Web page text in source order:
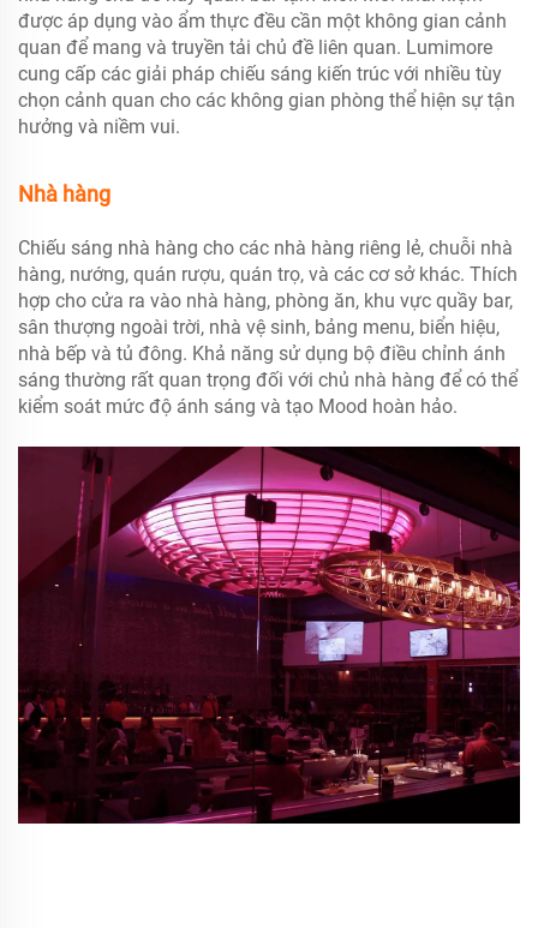
được áp dụng vào ẩm thực đều cần một không gian cảnh
quan để mang và truyền tải chủ đề liên quan. Lumimore
cung cấp các giải pháp chiếu sáng kiến trúc với nhiều tùy
chọn cảnh quan cho các không gian phòng thể hiện sự tận
hưởng và niềm vui.
Nhà hàng
Chiếu sáng nhà hàng cho các nhà hàng riêng lẻ, chuỗi nhà
hàng, nướng, quán rượu, quán trọ, và các cơ sở khác. Thích
hợp cho cửa ra vào nhà hàng, phòng ăn, khu vực quầy bar,
sân thượng ngoài trời, nhà vệ sinh, bảng menu, biển hiệu,
nhà bếp và tủ đông. Khả năng sử dụng bộ điều chỉnh ánh
sáng thường rất quan trọng đối với chủ nhà hàng để có thể
kiểm soát mức độ ánh sáng và tạo Mood hoàn hảo.